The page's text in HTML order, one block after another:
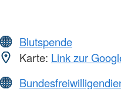
Blutspende
Karte: Link zur